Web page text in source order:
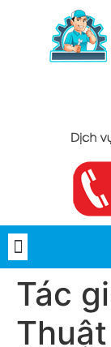
Tác
Thuật